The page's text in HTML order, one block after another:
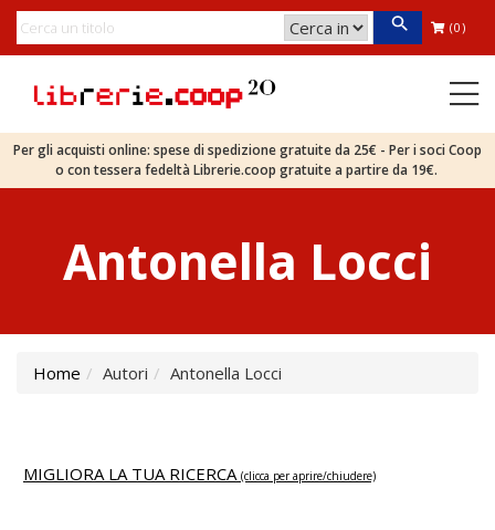
(0)
Per gli acquisti online: spese di spedizione gratuite da 25€ - Per i soci Coop
o con tessera fedeltà Librerie.coop gratuite a partire da 19€.
Antonella Locci
Home Autori Antonella Locci
MIGLIORA LA TUA RICERCA (clicca per aprire/chiudere)